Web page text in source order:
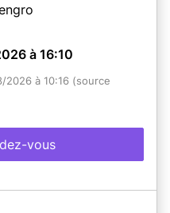
à 16:10
2026 à 10:16 (source
vous